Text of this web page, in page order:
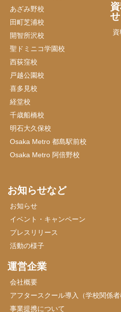
あざみ野校
田町芝浦校
開智所沢校
聖ドミニコ学園校
西荻窪校
戸越公園校
喜多見校
経堂校
千歳船橋校
明石大久保校
Osaka Metro 都島駅前校
Osaka Metro 阿倍野校
せ
お知らせなど
お知らせ
イベント・キャンペーン
プレスリリース
活動の様子
運営企業
会社概要
アフタースクール導入（学校関係者
事業提携について